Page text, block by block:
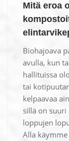
Mitä eroa
Biohajoava
avulla, kun
hallituissa
tai
kelpaavaa
sillä on
loppujen
Alla